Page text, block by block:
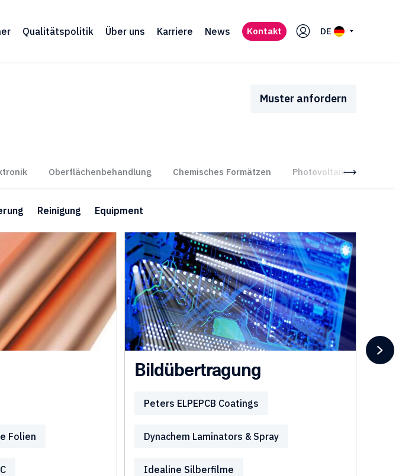
Qualitätspolitik Über uns Karriere News Kontakt DE
Muster anfordern
Oberflächenbehandlung Chemisches Formätzen Photovoltaik
Reinigung Equipment
Folien
Bildübertragung
Peters ELPEPCB Coatings
Dynachem Laminators & Spray
Idealine Silberfilme